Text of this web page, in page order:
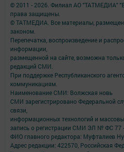
© 2011 - 2026. Филиал АО "ТАТМЕДИА"
права защищены.
© ТАТМЕДИА. Все материалы,
законом.
Перепечатка, воспроизведение и
информации,
размещенной на сайте, возможна
редакций СМИ.
При поддержке Республиканского
коммуникациям.
Наименование СМИ: Волжская новь
СМИ зарегистрировано Федеральной
связи,
информационных технологий и
запись о регистрации СМИ ЭЛ № ФС 77
ФИО главного редактора: Муфталиев
Адрес редакции: 422570, Российская